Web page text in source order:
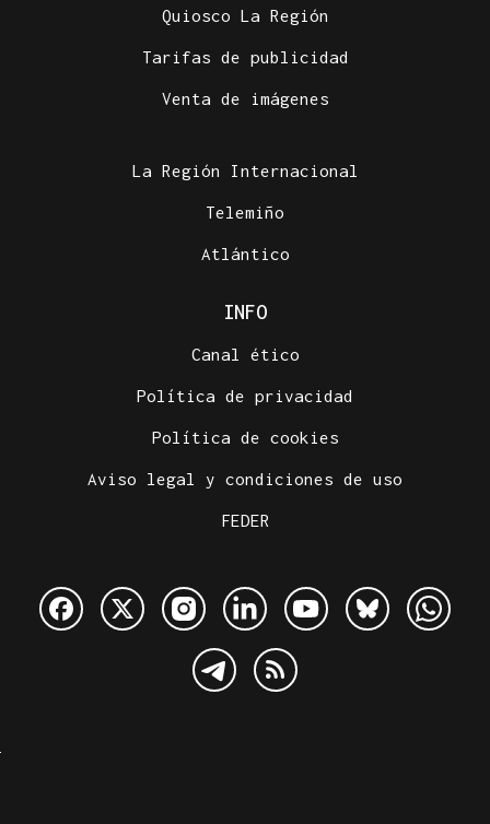
Quiosco La Región
Tarifas de publicidad
Venta de imágenes
La Región Internacional
Telemiño
Atlántico
INFO
Canal ético
Política de privacidad
Política de cookies
Aviso legal y condiciones de uso
FEDER